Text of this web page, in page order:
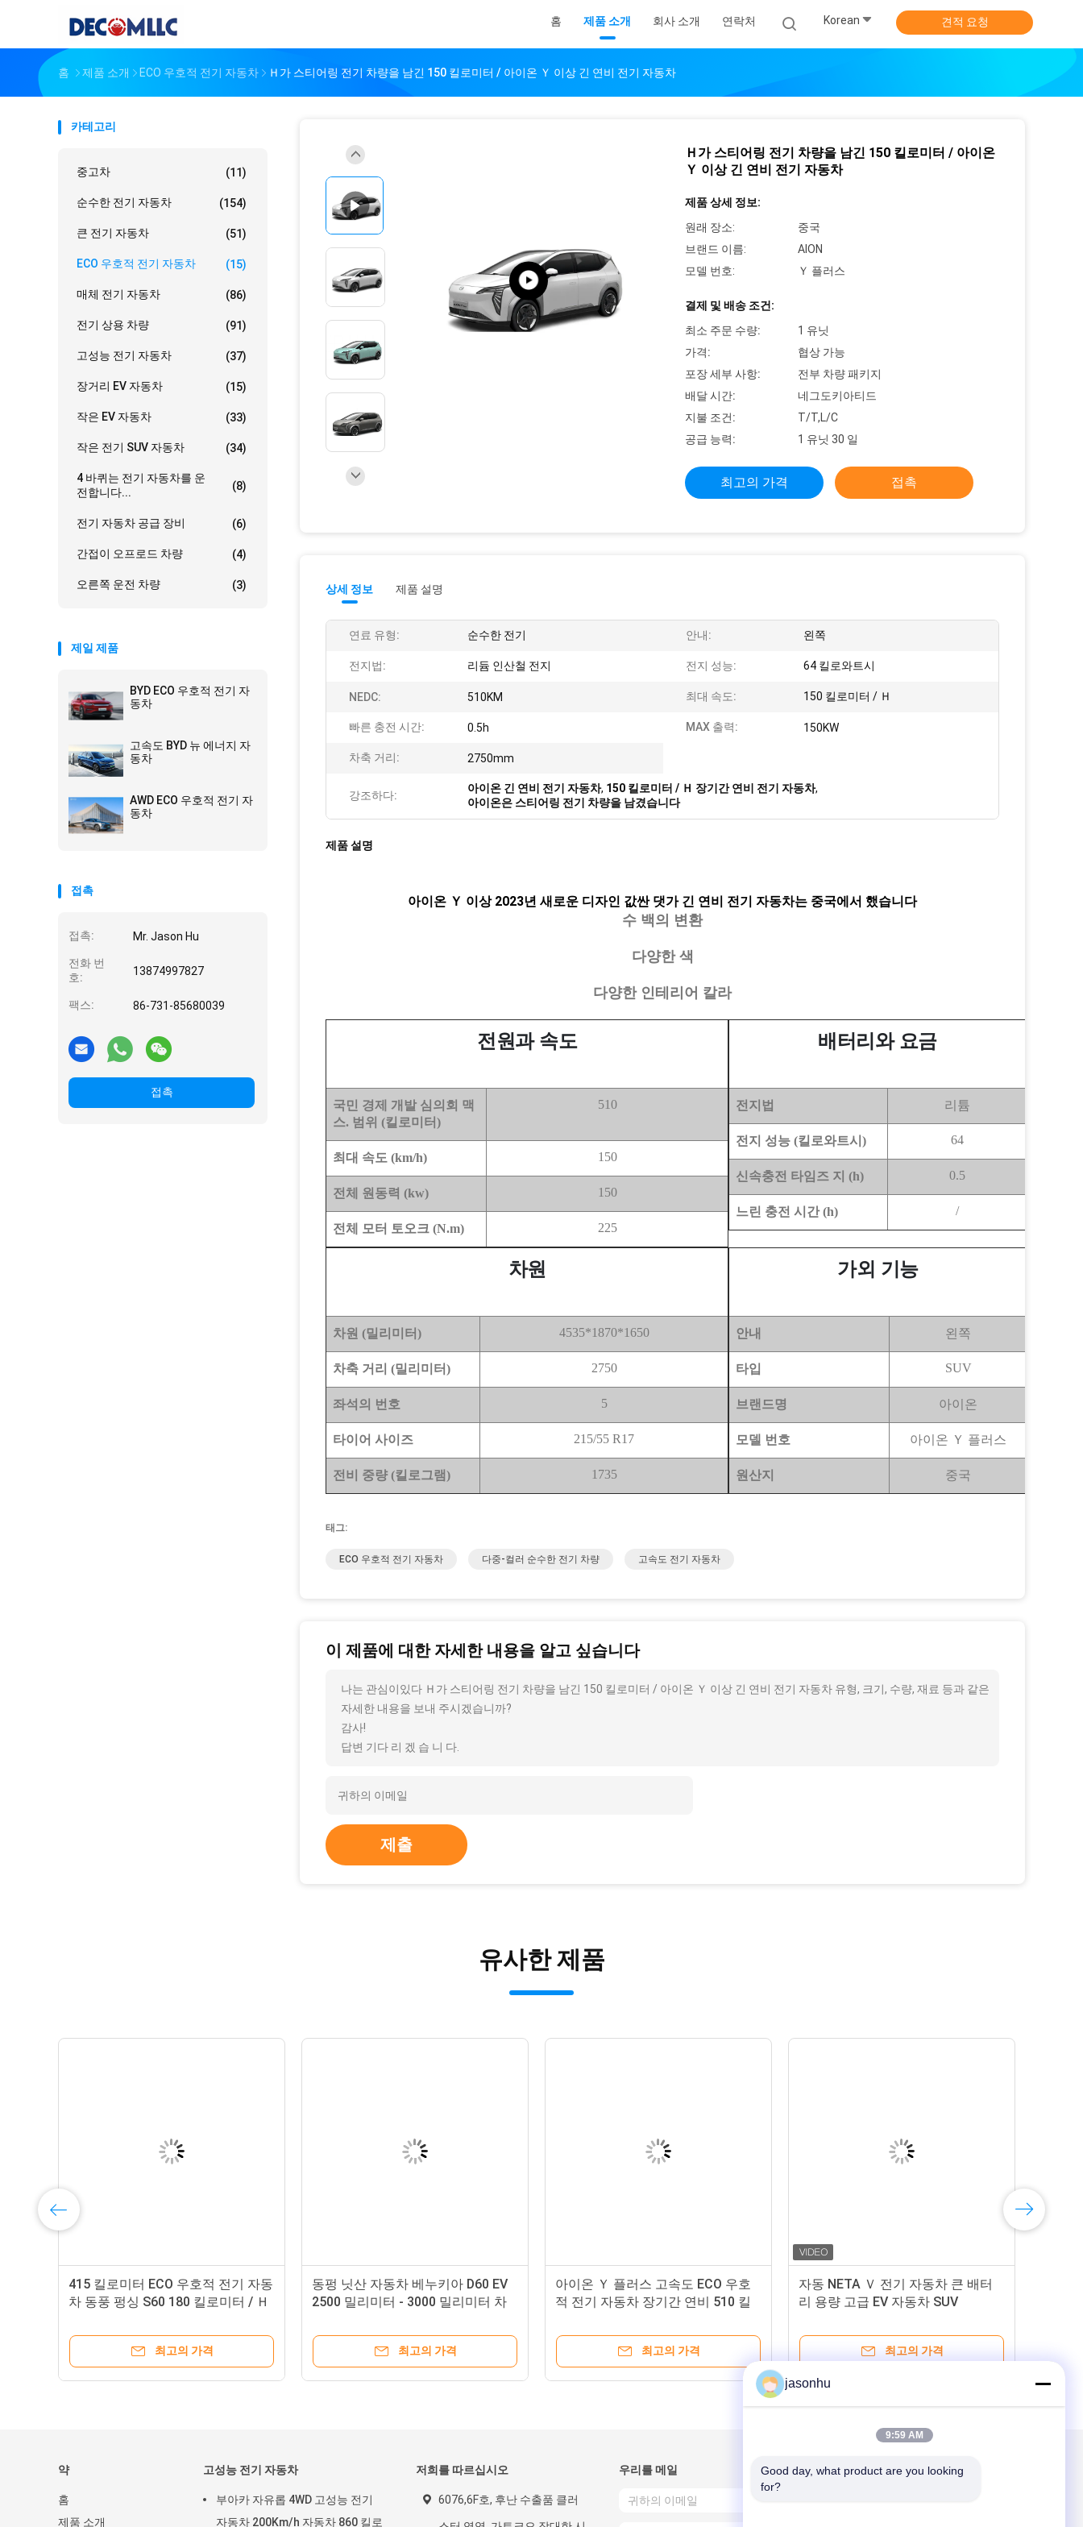
홈 제품 소개 회사 소개 연락처 Korean 견적 요청
홈 제품 소개 ECO 우호적 전기 자동차 Ｈ가 스티어링 전기 차량을 남긴 150 킬로미터 / 아이온 Ｙ 이상 긴 연비 전기 자동차
카테고리
중고차 (11)
순수한 전기 자동차 (154)
큰 전기 자동차 (51)
ECO 우호적 전기 자동차 (15)
매체 전기 자동차 (86)
전기 상용 차량 (91)
고성능 전기 자동차 (37)
장거리 EV 자동차 (15)
작은 EV 자동차 (33)
작은 전기 SUV 자동차 (34)
4 바퀴는 전기 자동차를 운
전합니다...
(8)
전기 자동차 공급 장비 (6)
간접이 오프로드 차량 (4)
오른쪽 운전 차량 (3)
제일 제품
BYD ECO 우호적 전기 자
동차
고속도 BYD 뉴 에너지 자
동차
AWD ECO 우호적 전기 자
동차
접촉
접촉: Mr. Jason Hu
전화 번
호:
13874997827
팩스: 86-731-85680039
접촉
Ｈ가 스티어링 전기 차량을 남긴 150 킬로미터 / 아이온
Ｙ 이상 긴 연비 전기 자동차
제품 상세 정보:
원래 장소:
중국
브랜드 이름:
AION
모델 번호:
Ｙ 플러스
결제 및 배송 조건:
최소 주문 수량:
1 유닛
가격:
협상 가능
포장 세부 사항:
전부 차량 패키지
배달 시간:
네그도키아티드
지불 조건:
T/T,L/C
공급 능력:
1 유닛 30 일
최고의 가격 접촉
상세 정보 제품 설명
연료 유형: 순수한 전기 안내: 왼쪽
전지법: 리듐 인산철 전지 전지 성능: 64 킬로와트시
NEDC: 510KM 최대 속도: 150 킬로미터 / Ｈ
빠른 충전 시간: 0.5h MAX 출력: 150KW
차축 거리: 2750mm
강조하다:
아이온 긴 연비 전기 자동차, 150 킬로미터 / Ｈ 장기간 연비 전기 자동차,
아이온은 스티어링 전기 차량을 남겼습니다
제품 설명
아이온 Ｙ 이상 2023년 새로운 디자인 값싼 댓가 긴 연비 전기 자동차는 중국에서 했습니다
수 백의 변환
다양한 색
다양한 인테리어 칼라
전원과 속도
국민 경제 개발 심의회 맥
스. 범위 (킬로미터)
510
최대 속도 (km/h) 150
전체 원동력 (kw) 150
전체 모터 토오크 (N.m) 225
배터리와 요금
전지법 리튬
전지 성능 (킬로와트시) 64
신속충전 타임즈 지 (h) 0.5
느린 충전 시간 (h) /
차원
차원 (밀리미터) 4535*1870*1650
차축 거리 (밀리미터) 2750
좌석의 번호 5
타이어 사이즈 215/55 R17
전비 중량 (킬로그램) 1735
가외 기능
안내 왼쪽
타입 SUV
브랜드명 아이온
모델 번호 아이온 Ｙ 플러스
원산지 중국
태그:
ECO 우호적 전기 자동차 다중-컬러 순수한 전기 차량 고속도 전기 자동차
이 제품에 대한 자세한 내용을 알고 싶습니다
나는 관심이있다 Ｈ가 스티어링 전기 차량을 남긴 150 킬로미터 / 아이온 Ｙ 이상 긴 연비 전기 자동차 유형, 크기, 수량, 재료 등과 같은
자세한 내용을 보내 주시겠습니까?
감사!
답변 기다 리 겠 습 니 다.
제출
유사한 제품
415 킬로미터 ECO 우호적 전기 자동
차 동풍 펑싱 S60 180 킬로미터 / Ｈ
최고의 가격
동펑 닛산 자동차 베누키아 D60 EV
2500 밀리미터 - 3000 밀리미터 차
최고의 가격
아이온 Ｙ 플러스 고속도 ECO 우호
적 전기 자동차 장기간 연비 510 킬
최고의 가격
자동 NETA Ｖ 전기 자동차 큰 배터
리 용량 고급 EV 자동차 SUV
최고의 가격
약
홈
제품 소개
고성능 전기 자동차
부아카 자유롭 4WD 고성능 전기
자동차 200Km/h 자동차 860 킬로
저희를 따르십시오
6076,6F호, 후난 수출품 클러
우리를 메일
jasonhu
9:59 AM
Good day, what product are you looking
for?